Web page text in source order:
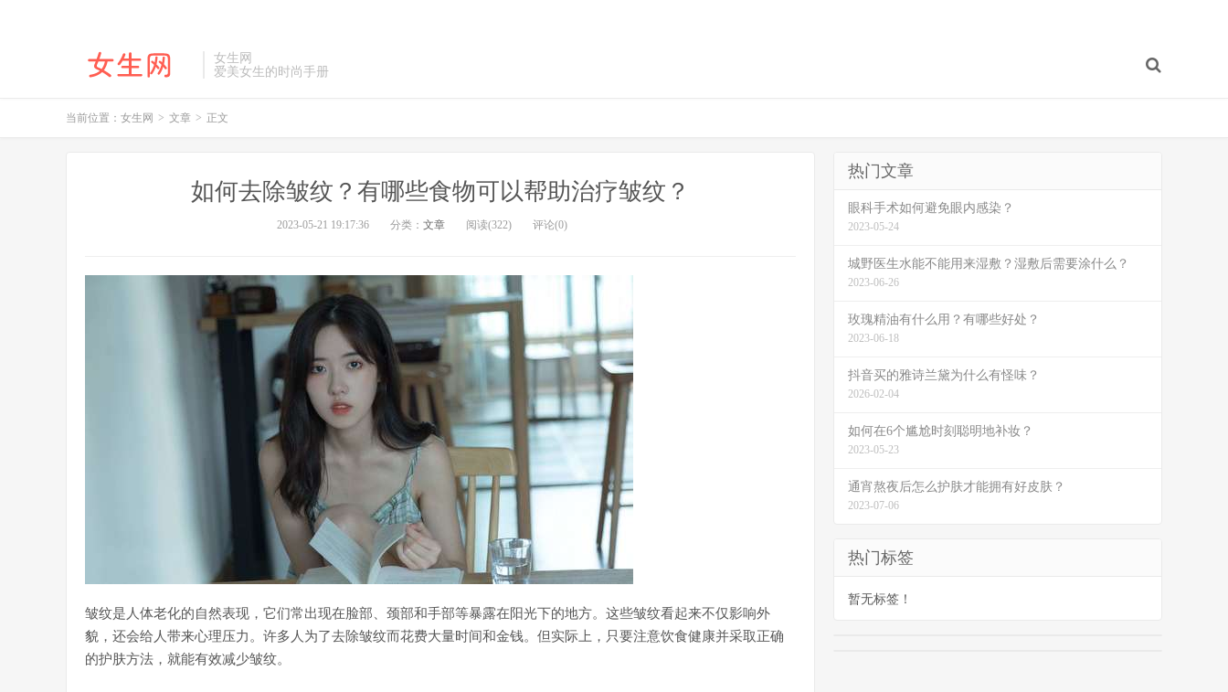
女生网
爱美女生的时尚手册
当前位置： 女生网 > 文章 > 正文
如何去除皱纹？有哪些食物可以帮助治疗皱纹？
2023-05-21 19:17:36 分类： 文章 阅读(322) 评论(0)
皱纹是人体老化的自然表现，它们常出现在脸部、颈部和手部等暴露在阳光下的地方。这些皱纹看起来不仅影响外
貌，还会给人带来心理压力。许多人为了去除皱纹而花费大量时间和金钱。但实际上，只要注意饮食健康并采取正确
的护肤方法，就能有效减少皱纹。
热门文章
眼科手术如何避免眼内感染？
2023-05-24
城野医生水能不能用来湿敷？湿敷后需要涂什么？
2023-06-26
玫瑰精油有什么用？有哪些好处？
2023-06-18
抖音买的雅诗兰黛为什么有怪味？
2026-02-04
如何在6个尴尬时刻聪明地补妆？
2023-05-23
通宵熬夜后怎么护肤才能拥有好皮肤？
2023-07-06
热门标签
暂无标签！